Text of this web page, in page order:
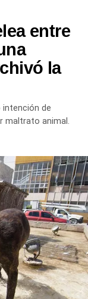
se brindó
leña
la
distintos
Güemes;
del Líbano;
y
entre
la
intención de
maltrato animal.